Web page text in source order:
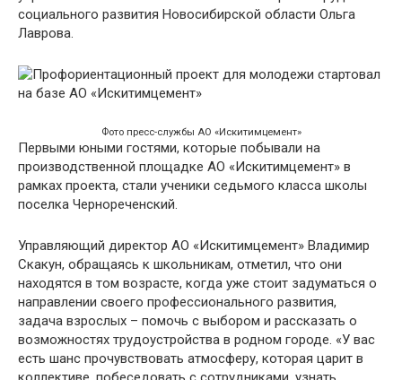
социального развития Новосибирской области Ольга
Лаврова.
Фото пресс-службы АО «Искитимцемент»
Первыми юными гостями, которые побывали на
производственной площадке АО «Искитимцемент» в
рамках проекта, стали ученики седьмого класса школы
поселка Чернореченский.
Управляющий директор АО «Искитимцемент» Владимир
Скакун, обращаясь к школьникам, отметил, что они
находятся в том возрасте, когда уже стоит задуматься о
направлении своего профессионального развития,
задача взрослых – помочь с выбором и рассказать о
возможностях трудоустройства в родном городе. «У вас
есть шанс прочувствовать атмосферу, которая царит в